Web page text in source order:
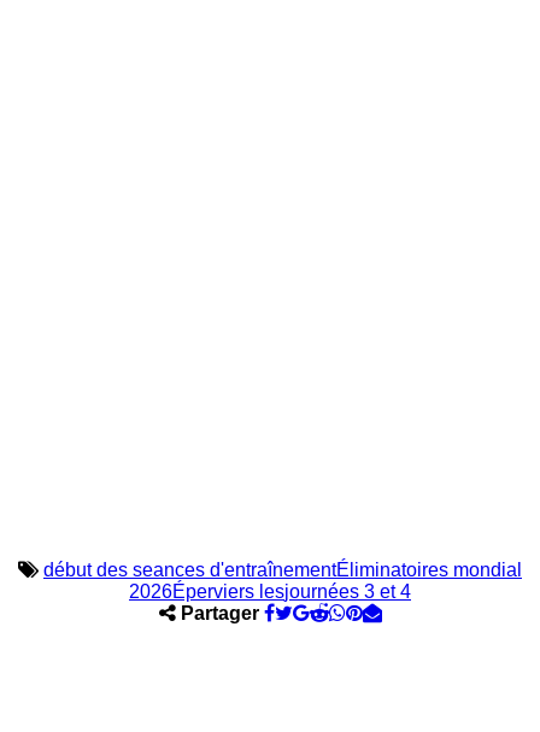
début des seances d'entraînementÉliminatoires mondial
2026Éperviers lesjournées 3 et 4
Partager